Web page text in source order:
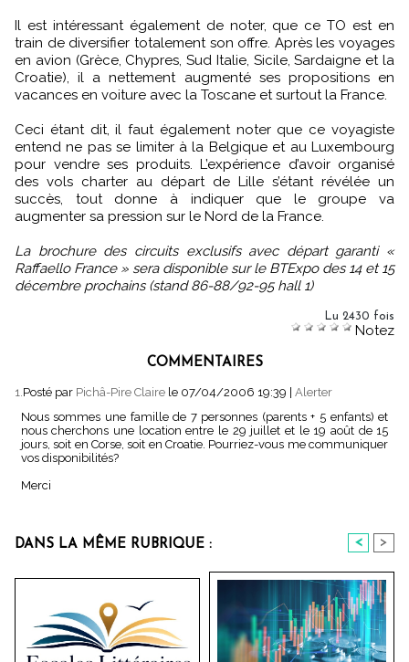
Il est intéressant également de noter, que ce TO est en
train de diversifier totalement son offre. Après les voyages
en avion (Grèce, Chypres, Sud Italie, Sicile, Sardaigne et la
Croatie), il a nettement augmenté ses propositions en
vacances en voiture avec la Toscane et surtout la France.
Ceci étant dit, il faut également noter que ce voyagiste
entend ne pas se limiter à la Belgique et au Luxembourg
pour vendre ses produits. L’expérience d’avoir organisé
des vols charter au départ de Lille s’étant révélée un
succès, tout donne à indiquer que le groupe va
augmenter sa pression sur le Nord de la France.
La brochure des circuits exclusifs avec départ garanti «
Raffaello France » sera disponible sur le BTExpo des 14 et 15
décembre prochains (stand 86-88/92-95 hall 1)
Lu 2430 fois
Notez
COMMENTAIRES
1.Posté par Pichâ-Pire Claire le 07/04/2006 19:39
Alerter
Nous sommes une famille de 7 personnes (parents + 5 enfants) et
nous cherchons une location entre le 29 juillet et le 19 août de 15
jours, soit en Corse, soit en Croatie. Pourriez-vous me communiquer
vos disponibilités?
Merci
DANS LA MÊME RUBRIQUE : < >